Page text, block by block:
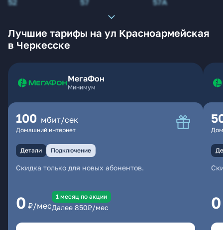
52
57 57А
Лучшие тарифы на ул Красноармейская
в Черкесске
МегаФон
Минимум
100 мбит/сек
Домашний интернет
Детали Подключение
Скидка только для новых абонентов.
0 ₽/мес
1 месяц по акции
Далее 850₽/мес 0